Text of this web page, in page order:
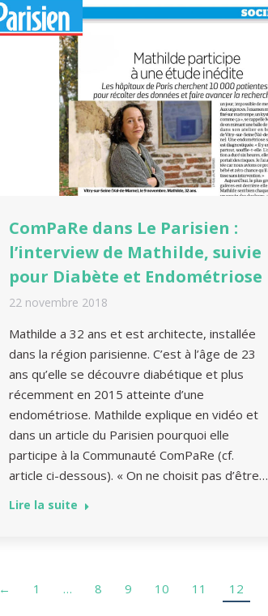
ComPaRe dans Le Parisien :
l’interview de Mathilde, suivie
pour Diabète et Endométriose
22 novembre 2018
Mathilde a 32 ans et est architecte, installée
dans la région parisienne. C’est à l’âge de 23
ans qu’elle se découvre diabétique et plus
récemment en 2015 atteinte d’une
endométriose. Mathilde explique en vidéo et
dans un article du Parisien pourquoi elle
participe à la Communauté ComPaRe (cf.
article ci-dessous). « On ne choisit pas d’être…
Lire la suite
← 1 … 8 9 10 11 12